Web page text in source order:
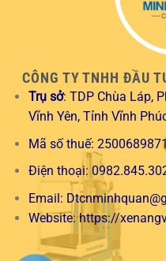
CÔNG TY TNHH ĐẦU
Trụ sở: TDP Chùa Láp,
Vĩnh Yên, Tỉnh Vĩnh
Mã số thuế:
Điện thoại:
Email:
Website:https://